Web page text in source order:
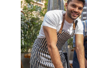
DE